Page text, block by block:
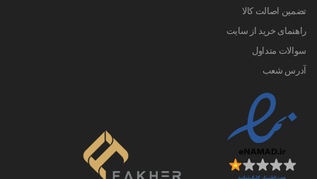
تضمین اصالت کالا
راهنمای خرید از سایت
سوالات متداول
آدرس شعب